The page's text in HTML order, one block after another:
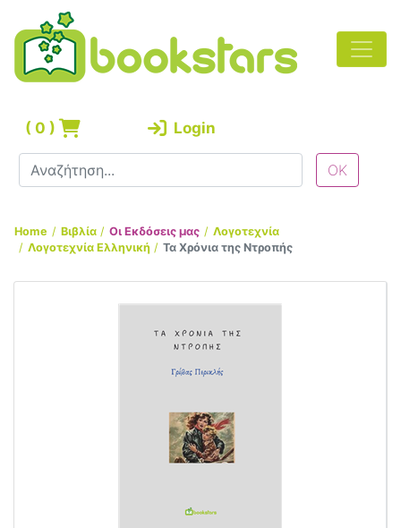
( 0 ) Login
Home Βιβλία Οι Εκδόσεις μας
Λογοτεχνία
Λογοτεχνία Ελληνική
Τα Χρόνια της Ντροπής